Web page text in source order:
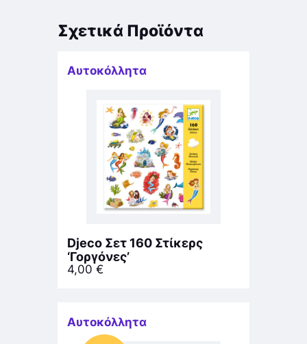
Σχετικά Προϊόντα
Αυτοκόλλητα
Djeco Σετ 160 Στίκερς
‘Γοργόνες’
4,00 €
Αυτοκόλλητα